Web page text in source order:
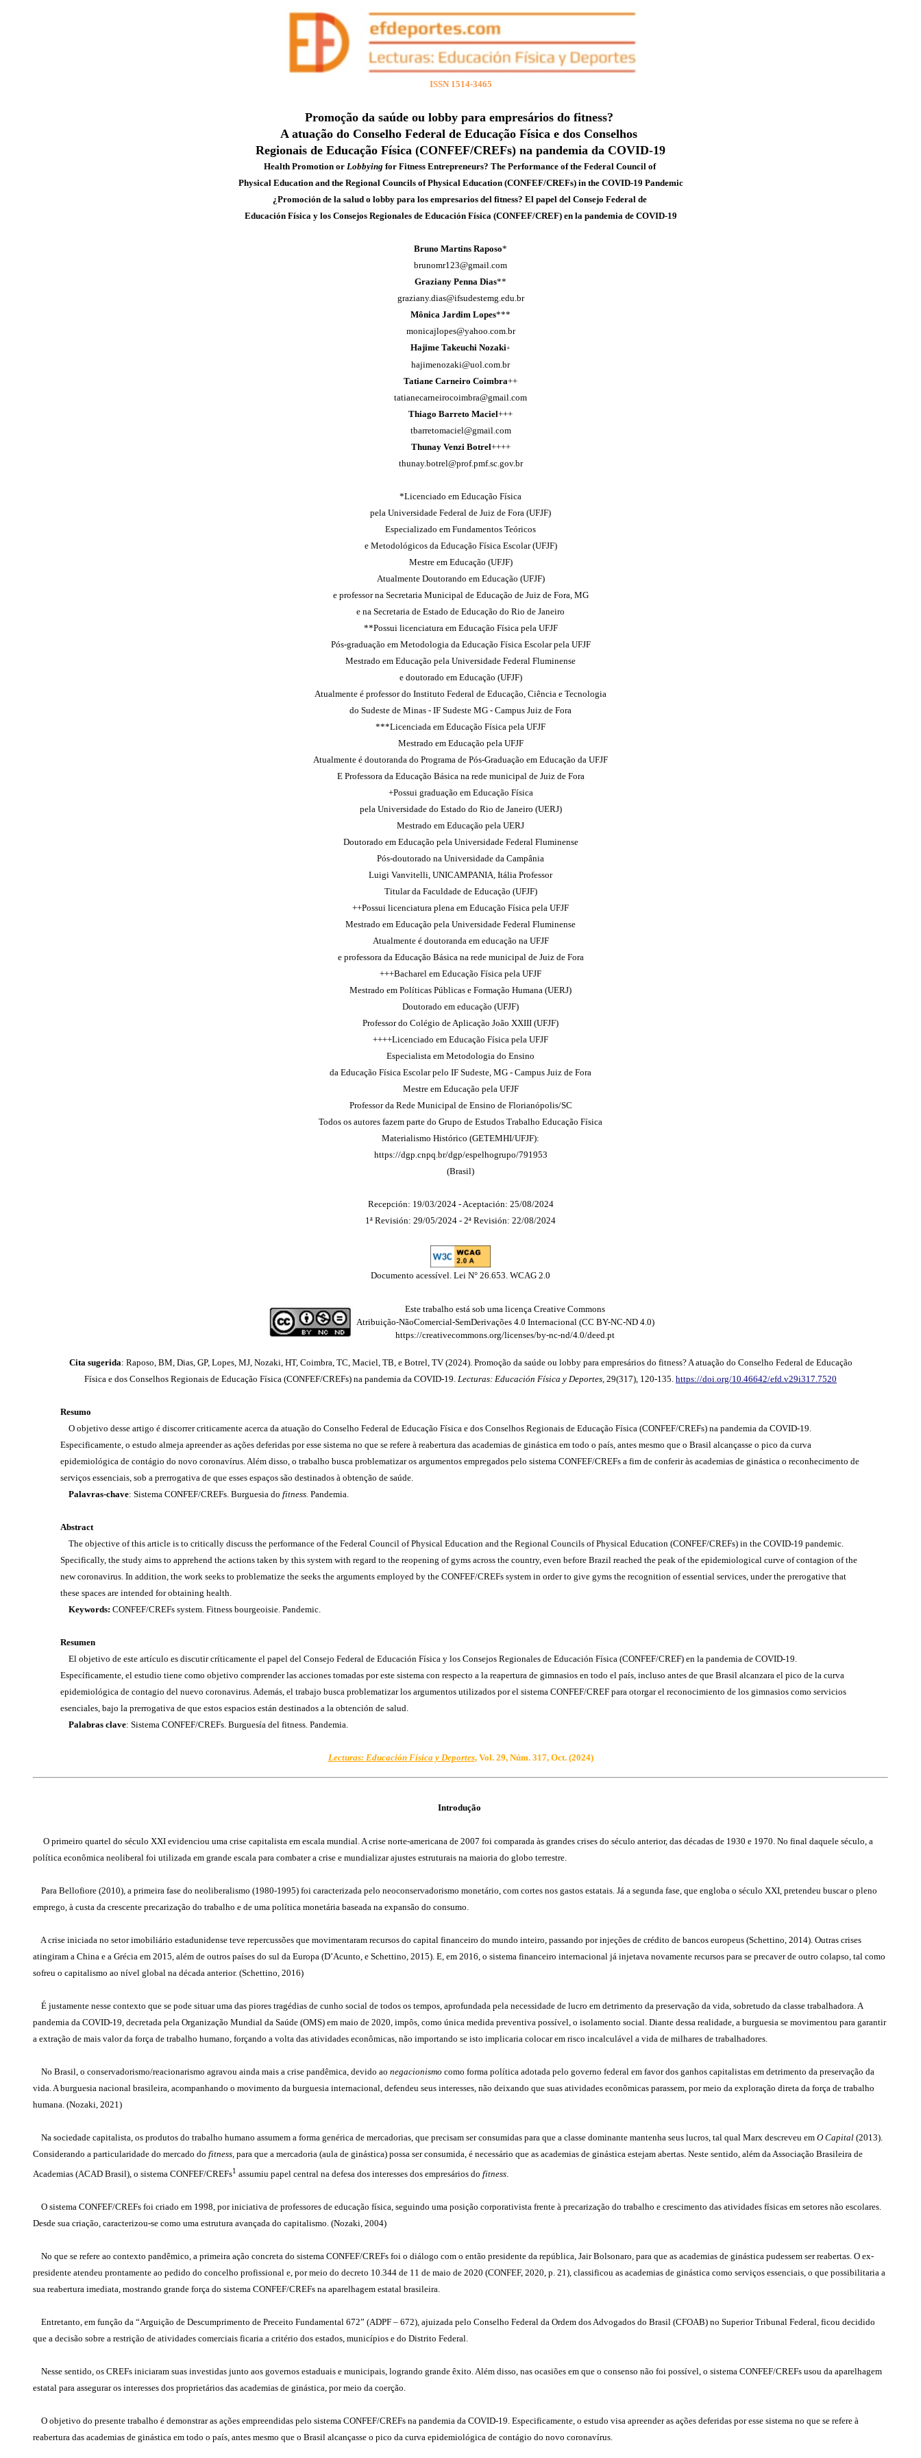
ISSN 1514-3465
Promoção da saúde ou lobby para empresários do fitness?
A atuação do Conselho Federal de Educação Física e dos Conselhos
Regionais de Educação Física (CONFEF/CREFs) na pandemia da COVID-19
Health Promotion or Lobbying for Fitness Entrepreneurs? The Performance of the Federal Council of
Physical Education and the Regional Councils of Physical Education (CONFEF/CREFs) in the COVID-19 Pandemic
¿Promoción de la salud o lobby para los empresarios del fitness? El papel del Consejo Federal de
Educación Física y los Consejos Regionales de Educación Física (CONFEF/CREF) en la pandemia de COVID-19
Bruno Martins Raposo*
brunomr123@gmail.com
Graziany Penna Dias**
graziany.dias@ifsudestemg.edu.br
Mônica Jardim Lopes***
monicajlopes@yahoo.com.br
Hajime Takeuchi Nozaki+
hajimenozaki@uol.com.br
Tatiane Carneiro Coimbra++
tatianecarneirocoimbra@gmail.com
Thiago Barreto Maciel+++
tbarretomaciel@gmail.com
Thunay Venzi Botrel++++
thunay.botrel@prof.pmf.sc.gov.br
*Licenciado em Educação Física
pela Universidade Federal de Juiz de Fora (UFJF)
Especializado em Fundamentos Teóricos
e Metodológicos da Educação Física Escolar (UFJF)
Mestre em Educação (UFJF)
Atualmente Doutorando em Educação (UFJF)
e professor na Secretaria Municipal de Educação de Juiz de Fora, MG
e na Secretaria de Estado de Educação do Rio de Janeiro
**Possui licenciatura em Educação Física pela UFJF
Pós-graduação em Metodologia da Educação Física Escolar pela UFJF
Mestrado em Educação pela Universidade Federal Fluminense
e doutorado em Educação (UFJF)
Atualmente é professor do Instituto Federal de Educação, Ciência e Tecnologia
do Sudeste de Minas - IF Sudeste MG - Campus Juiz de Fora
***Licenciada em Educação Física pela UFJF
Mestrado em Educação pela UFJF
Atualmente é doutoranda do Programa de Pós-Graduação em Educação da UFJF
E Professora da Educação Básica na rede municipal de Juiz de Fora
+Possui graduação em Educação Física
pela Universidade do Estado do Rio de Janeiro (UERJ)
Mestrado em Educação pela UERJ
Doutorado em Educação pela Universidade Federal Fluminense
Pós-doutorado na Universidade da Campânia
Luigi Vanvitelli, UNICAMPANIA, Itália Professor
Titular da Faculdade de Educação (UFJF)
++Possui licenciatura plena em Educação Física pela UFJF
Mestrado em Educação pela Universidade Federal Fluminense
Atualmente é doutoranda em educação na UFJF
e professora da Educação Básica na rede municipal de Juiz de Fora
+++Bacharel em Educação Física pela UFJF
Mestrado em Políticas Públicas e Formação Humana (UERJ)
Doutorado em educação (UFJF)
Professor do Colégio de Aplicação João XXIII (UFJF)
++++Licenciado em Educação Física pela UFJF
Especialista em Metodologia do Ensino
da Educação Física Escolar pelo IF Sudeste, MG - Campus Juiz de Fora
Mestre em Educação pela UFJF
Professor da Rede Municipal de Ensino de Florianópolis/SC
Todos os autores fazem parte do Grupo de Estudos Trabalho Educação Física
Materialismo Histórico (GETEMHI/UFJF):
https://dgp.cnpq.br/dgp/espelhogrupo/791953
(Brasil)
Recepción: 19/03/2024 - Aceptación: 25/08/2024
1ª Revisión: 29/05/2024 - 2ª Revisión: 22/08/2024
Documento acessível. Lei N° 26.653. WCAG 2.0
Este trabalho está sob uma licença Creative Commons
Atribuição-NãoComercial-SemDerivações 4.0 Internacional (CC BY-NC-ND 4.0)
https://creativecommons.org/licenses/by-nc-nd/4.0/deed.pt
Cita sugerida: Raposo, BM, Dias, GP, Lopes, MJ, Nozaki, HT, Coimbra, TC, Maciel, TB, e Botrel, TV (2024). Promoção da saúde ou lobby para empresários do fitness? A atuação do Conselho Federal de Educação
Física e dos Conselhos Regionais de Educação Física (CONFEF/CREFs) na pandemia da COVID-19. Lecturas: Educación Física y Deportes, 29(317), 120-135. https://doi.org/10.46642/efd.v29i317.7520
Resumo
O objetivo desse artigo é discorrer criticamente acerca da atuação do Conselho Federal de Educação Física e dos Conselhos Regionais de Educação Física (CONFEF/CREFs) na pandemia da COVID-19.
Especificamente, o estudo almeja apreender as ações deferidas por esse sistema no que se refere à reabertura das academias de ginástica em todo o país, antes mesmo que o Brasil alcançasse o pico da curva
epidemiológica de contágio do novo coronavírus. Além disso, o trabalho busca problematizar os argumentos empregados pelo sistema CONFEF/CREFs a fim de conferir às academias de ginástica o reconhecimento de
serviços essenciais, sob a prerrogativa de que esses espaços são destinados à obtenção de saúde.
Palavras-chave: Sistema CONFEF/CREFs. Burguesia do fitness. Pandemia.
Abstract
The objective of this article is to critically discuss the performance of the Federal Council of Physical Education and the Regional Councils of Physical Education (CONFEF/CREFs) in the COVID-19 pandemic.
Specifically, the study aims to apprehend the actions taken by this system with regard to the reopening of gyms across the country, even before Brazil reached the peak of the epidemiological curve of contagion of the
new coronavirus. In addition, the work seeks to problematize the seeks the arguments employed by the CONFEF/CREFs system in order to give gyms the recognition of essential services, under the prerogative that
these spaces are intended for obtaining health.
Keywords: CONFEF/CREFs system. Fitness bourgeoisie. Pandemic.
Resumen
El objetivo de este artículo es discutir críticamente el papel del Consejo Federal de Educación Física y los Consejos Regionales de Educación Física (CONFEF/CREF) en la pandemia de COVID-19.
Específicamente, el estudio tiene como objetivo comprender las acciones tomadas por este sistema con respecto a la reapertura de gimnasios en todo el país, incluso antes de que Brasil alcanzara el pico de la curva
epidemiológica de contagio del nuevo coronavirus. Además, el trabajo busca problematizar los argumentos utilizados por el sistema CONFEF/CREF para otorgar el reconocimiento de los gimnasios como servicios
esenciales, bajo la prerrogativa de que estos espacios están destinados a la obtención de salud.
Palabras clave: Sistema CONFEF/CREFs. Burguesía del fitness. Pandemia.
Lecturas: Educación Física y Deportes, Vol. 29, Núm. 317, Oct. (2024)
Introdução
O primeiro quartel do século XXI evidenciou uma crise capitalista em escala mundial. A crise norte-americana de 2007 foi comparada às grandes crises do século anterior, das décadas de 1930 e 1970. No final daquele século, a
política econômica neoliberal foi utilizada em grande escala para combater a crise e mundializar ajustes estruturais na maioria do globo terrestre.
Para Bellofiore (2010), a primeira fase do neoliberalismo (1980-1995) foi caracterizada pelo neoconservadorismo monetário, com cortes nos gastos estatais. Já a segunda fase, que engloba o século XXI, pretendeu buscar o pleno
emprego, à custa da crescente precarização do trabalho e de uma política monetária baseada na expansão do consumo.
A crise iniciada no setor imobiliário estadunidense teve repercussões que movimentaram recursos do capital financeiro do mundo inteiro, passando por injeções de crédito de bancos europeus (Schettino, 2014). Outras crises
atingiram a China e a Grécia em 2015, além de outros países do sul da Europa (D’Acunto, e Schettino, 2015). E, em 2016, o sistema financeiro internacional já injetava novamente recursos para se precaver de outro colapso, tal como
sofreu o capitalismo ao nível global na década anterior. (Schettino, 2016)
É justamente nesse contexto que se pode situar uma das piores tragédias de cunho social de todos os tempos, aprofundada pela necessidade de lucro em detrimento da preservação da vida, sobretudo da classe trabalhadora. A
pandemia da COVID-19, decretada pela Organização Mundial da Saúde (OMS) em maio de 2020, impôs, como única medida preventiva possível, o isolamento social. Diante dessa realidade, a burguesia se movimentou para garantir
a extração de mais valor da força de trabalho humano, forçando a volta das atividades econômicas, não importando se isto implicaria colocar em risco incalculável a vida de milhares de trabalhadores.
No Brasil, o conservadorismo/reacionarismo agravou ainda mais a crise pandêmica, devido ao negacionismo como forma política adotada pelo governo federal em favor dos ganhos capitalistas em detrimento da preservação da
vida. A burguesia nacional brasileira, acompanhando o movimento da burguesia internacional, defendeu seus interesses, não deixando que suas atividades econômicas parassem, por meio da exploração direta da força de trabalho
humana. (Nozaki, 2021)
Na sociedade capitalista, os produtos do trabalho humano assumem a forma genérica de mercadorias, que precisam ser consumidas para que a classe dominante mantenha seus lucros, tal qual Marx descreveu em O Capital (2013).
Considerando a particularidade do mercado do fitness, para que a mercadoria (aula de ginástica) possa ser consumida, é necessário que as academias de ginástica estejam abertas. Neste sentido, além da Associação Brasileira de
Academias (ACAD Brasil), o sistema CONFEF/CREFs1 assumiu papel central na defesa dos interesses dos empresários do fitness
O sistema CONFEF/CREFs foi criado em 1998, por iniciativa de professores de educação física, seguindo uma posição corporativista frente à precarização do trabalho e crescimento das atividades físicas em setores não escolares.
Desde sua criação, caracterizou-se como uma estrutura avançada do capitalismo. (Nozaki, 2004)
No que se refere ao contexto pandêmico, a primeira ação concreta do sistema CONFEF/CREFs foi o diálogo com o então presidente da república, Jair Bolsonaro, para que as academias de ginástica pudessem ser reabertas. O ex-
presidente atendeu prontamente ao pedido do concelho profissional e, por meio do decreto 10.344 de 11 de maio de 2020 (CONFEF, 2020, p. 21), classificou as academias de ginástica como serviços essenciais, o que possibilitaria a
sua reabertura imediata, mostrando grande força do sistema CONFEF/CREFs na aparelhagem estatal brasileira.
Entretanto, em função da “Arguição de Descumprimento de Preceito Fundamental 672” (ADPF – 672), ajuizada pelo Conselho Federal da Ordem dos Advogados do Brasil (CFOAB) no Superior Tribunal Federal, ficou decidido
que a decisão sobre a restrição de atividades comerciais ficaria a critério dos estados, municípios e do Distrito Federal.
Nesse sentido, os CREFs iniciaram suas investidas junto aos governos estaduais e municipais, logrando grande êxito. Além disso, nas ocasiões em que o consenso não foi possível, o sistema CONFEF/CREFs usou da aparelhagem
estatal para assegurar os interesses dos proprietários das academias de ginástica, por meio da coerção.
O objetivo do presente trabalho é demonstrar as ações empreendidas pelo sistema CONFEF/CREFs na pandemia da COVID-19. Especificamente, o estudo visa apreender as ações deferidas por esse sistema no que se refere à
reabertura das academias de ginástica em todo o país, antes mesmo que o Brasil alcançasse o pico da curva epidemiológica de contágio do novo coronavírus.